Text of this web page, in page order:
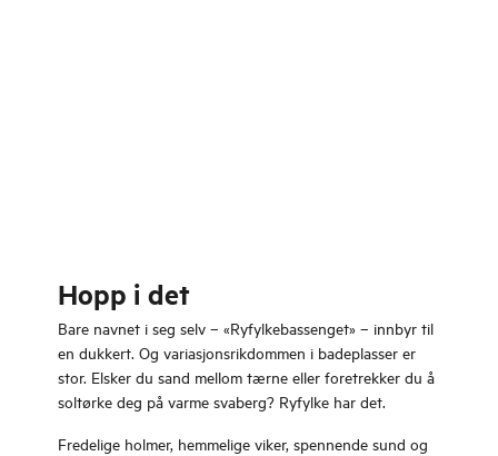
Hopp i det
Bare navnet i seg selv – «Ryfylkebassenget» – innbyr til
en dukkert. Og variasjonsrikdommen i badeplasser er
stor. Elsker du sand mellom tærne eller foretrekker du å
soltørke deg på varme svaberg? Ryfylke har det.
Fredelige holmer, hemmelige viker, spennende sund og